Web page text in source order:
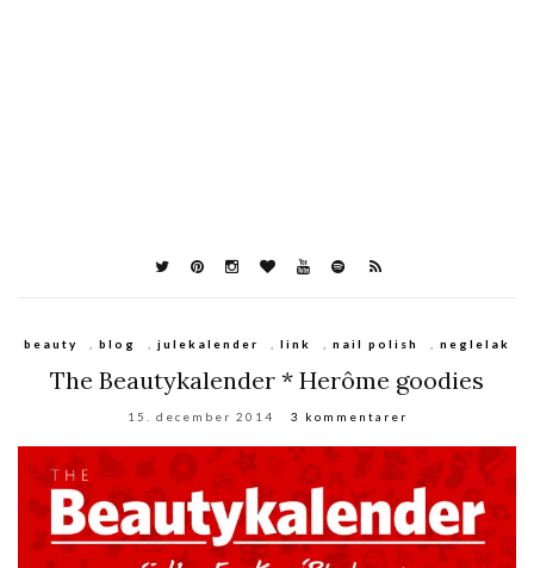
beauty , blog , julekalender , link , nail polish , neglelak
The Beautykalender * Herôme goodies
15. december 2014 3 kommentarer